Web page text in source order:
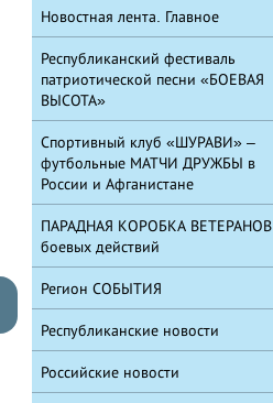
Новостная лента. Главное
Республиканский фестиваль
патриотической песни «БОЕВАЯ
ВЫСОТА»
Спортивный клуб «ШУРАВИ» –
футбольные МАТЧИ ДРУЖБЫ в
России и Афганистане
ПАРАДНАЯ КОРОБКА ВЕТЕРАНОВ
боевых действий
Регион СОБЫТИЯ
Республиканские новости
Российские новости